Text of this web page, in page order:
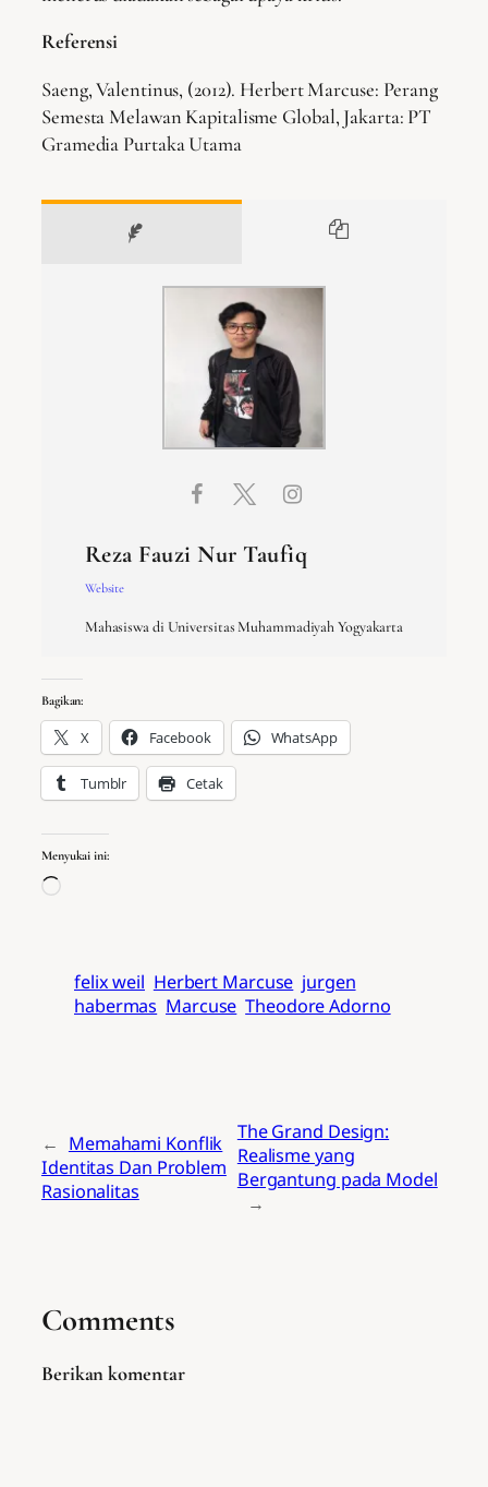
Referensi
Saeng, Valentinus, (2012). Herbert Marcuse: Perang
Semesta Melawan Kapitalisme Global, Jakarta: PT
Gramedia Purtaka Utama
Reza Fauzi Nur Taufiq
Website
Mahasiswa di Universitas Muhammadiyah Yogyakarta
Bagikan:
X Facebook WhatsApp
Tumblr Cetak
Menyukai ini:
Memuat…
felix weil Herbert Marcuse jurgen
habermas Marcuse Theodore Adorno
← Memahami Konflik
Identitas Dan Problem
Rasionalitas
The Grand Design:
Realisme yang
Bergantung pada Model
→
Comments
Berikan komentar